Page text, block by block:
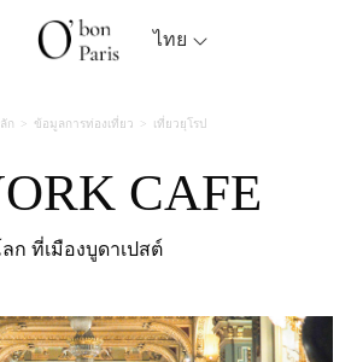
ไทย
ก ข้อมูลการท่องเที่ยว เที่ยวยุโรป
CAFE
ก ที่เมืองบูดาเปสต์